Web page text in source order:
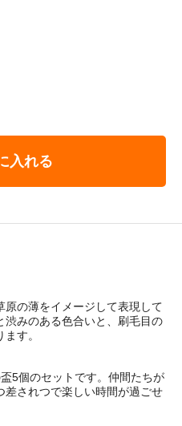
入れる
原の薄をイメージして表現して
渋みのある色合いと、刷毛目の
す。
5個のセットです。仲間たちが
差されつで楽しい時間が過ごせ